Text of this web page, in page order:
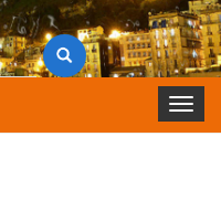
Toggle